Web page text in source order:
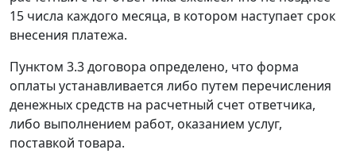
15 числа каждого месяца, в котором наступает срок
внесения платежа.
Пунктом 3.3 договора определено, что форма
оплаты устанавливается либо путем перечисления
денежных средств на расчетный счет ответчика,
либо выполнением работ, оказанием услуг,
поставкой товара.